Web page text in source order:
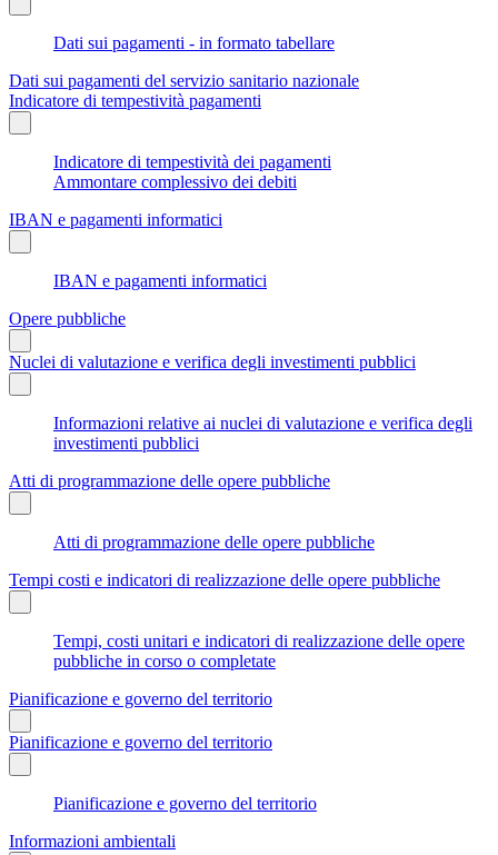
Dati sui pagamenti - in formato tabellare
Dati sui pagamenti del servizio sanitario nazionale
Indicatore di tempestività pagamenti
Indicatore di tempestività dei pagamenti
Ammontare complessivo dei debiti
IBAN e pagamenti informatici
IBAN e pagamenti informatici
Opere pubbliche
Nuclei di valutazione e verifica degli investimenti pubblici
Informazioni relative ai nuclei di valutazione e verifica degli
investimenti pubblici
Atti di programmazione delle opere pubbliche
Atti di programmazione delle opere pubbliche
Tempi costi e indicatori di realizzazione delle opere pubbliche
Tempi, costi unitari e indicatori di realizzazione delle opere
pubbliche in corso o completate
Pianificazione e governo del territorio
Pianificazione e governo del territorio
Pianificazione e governo del territorio
Informazioni ambientali